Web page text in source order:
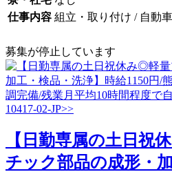
仕事内容 組立・取り付け / 自動
募集が停止しています
【日勤専属の土日祝
チック部品の成形・